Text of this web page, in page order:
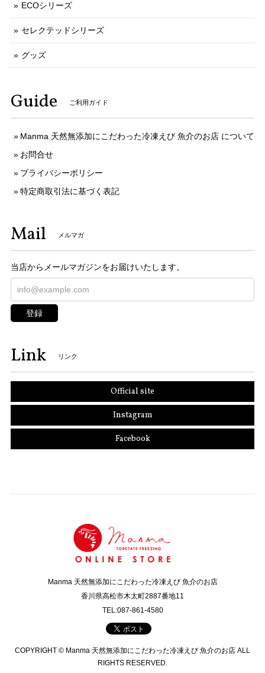
ECOシリーズ
セレクテッドシリーズ
グッズ
Guide ご利用ガイド
Manma 天然無添加にこだわった冷凍えび 魚介のお店 について
お問合せ
プライバシーポリシー
特定商取引法に基づく表記
Mail メルマガ
当店からメールマガジンをお届けいたします。
登録
Link リンク
Official site
Instagram
Facebook
Manma 天然無添加にこだわった冷凍えび 魚介のお店
香川県高松市木太町2887番地11
TEL:087-861-4580
COPYRIGHT © Manma 天然無添加にこだわった冷凍えび 魚介のお店 ALL
RIGHTS RESERVED.